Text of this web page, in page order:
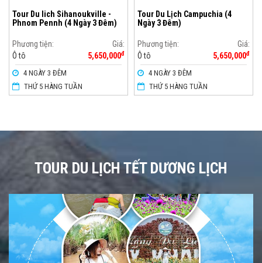
Tour Du lich Sihanoukville -
Phnom Pennh (4 Ngày 3 Đêm)
Phương tiện:
Ô tô
Giá:
5,650,000đ
4 NGÀY 3 ĐÊM
THỨ 5 HÀNG TUẦN
Tour Du Lịch Campuchia (4
Ngày 3 Đêm)
Phương tiện:
Ô tô
Giá:
5,650,000đ
4 NGÀY 3 ĐÊM
THỨ 5 HÀNG TUẦN
TOUR DU LỊCH TẾT DƯƠNG LỊCH